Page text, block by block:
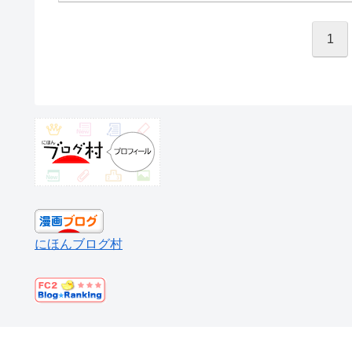
1
にほんブログ村